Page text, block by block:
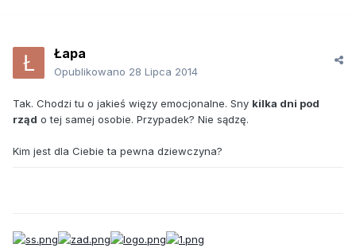
Łapa
Opublikowano 28 Lipca 2014
Tak. Chodzi tu o jakieś więzy emocjonalne. Sny kilka dni pod
rząd o tej samej osobie. Przypadek? Nie sądzę.
Kim jest dla Ciebie ta pewna dziewczyna?